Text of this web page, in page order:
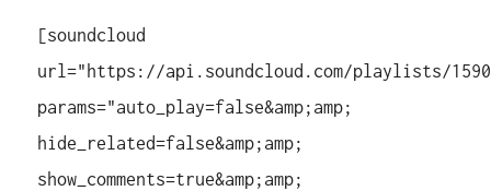
[soundcloud
url="https://api.soundcloud.com/playlists/
params="auto_play=false&amp;amp;
hide_related=false&amp;amp;
show_comments=true&amp;amp;